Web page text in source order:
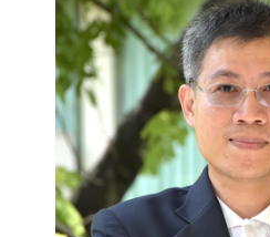
ข่าวสารและกิจกรรม
สำหรับนักศึกษาปัจจุบัน
เกี่ยวกับเรา